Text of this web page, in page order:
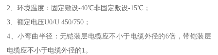
2、环境温度：固定敷设-40℃非固定敷设-15℃；
3、额定电压U0/U 450/750；
4、小弯曲半径：无铠装层电缆应不小于电缆外径的6倍，带铠装层
电缆应不小于电缆外径的1。